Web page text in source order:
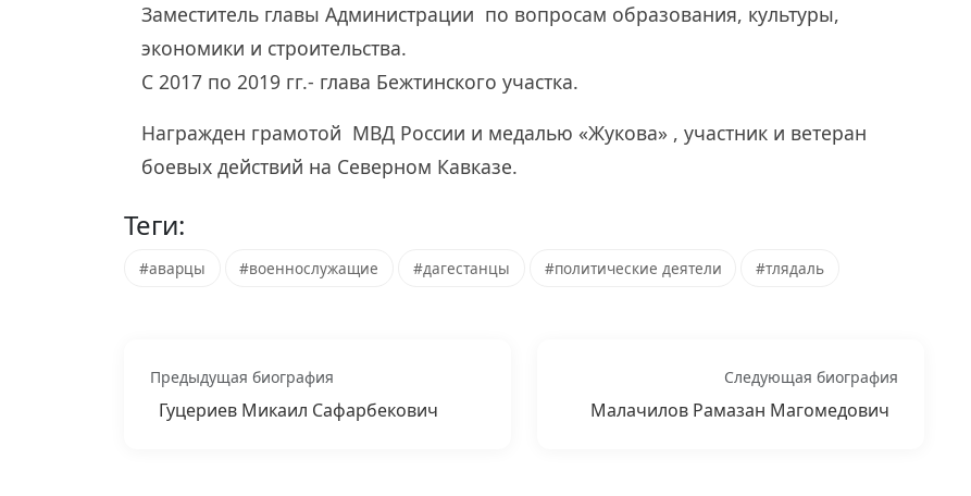
Заместитель главы Администрации по вопросам образования, культуры,
экономики и строительства.
С 2017 по 2019 гг.- глава Бежтинского участка.
Награжден грамотой МВД России и медалью «Жукова» , участник и ветеран
боевых действий на Северном Кавказе.
Теги:
#аварцы #военнослужащие #дагестанцы #политические деятели #тлядаль
Предыдущая биография
Гуцериев Микаил Сафарбекович
Следующая биография
Малачилов Рамазан Магомедович